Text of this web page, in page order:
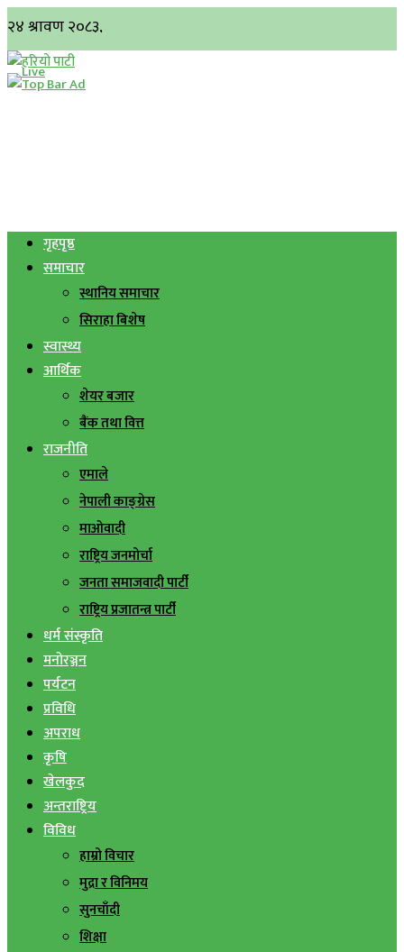
गृहपृष्ठ
समाचार
स्थानिय समाचार
सिराहा बिशेष
स्वास्थ्य
आर्थिक
शेयर बजार
बैंक तथा वित्त
राजनीति
एमाले
नेपाली काङ्ग्रेस
माओवादी
राष्ट्रिय जनमोर्चा
जनता समाजवादी पार्टी
राष्ट्रिय प्रजातन्त्र पार्टी
धर्म संस्कृति
मनोरञ्जन
पर्यटन
प्रविधि
अपराध
कृषि
खेलकुद
अन्तराष्ट्रिय
विविध
हाम्रो विचार
मुद्रा र विनिमय
सुनचाँदी
शिक्षा